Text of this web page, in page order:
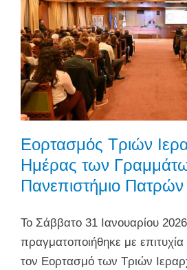
Εορτασμός Τριών
Ημέρας των
Πανεπιστήμιο Πατρών
Το Σάββατο 31 Ιανουαρίου
πραγματοποιήθηκε με
τον Εορτασμό των Τριών